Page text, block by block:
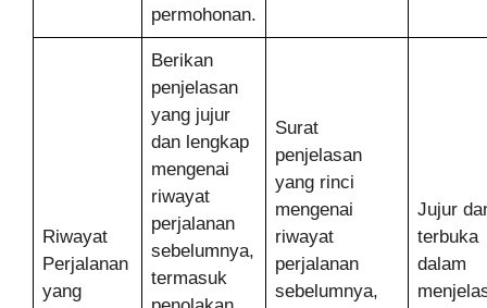
permohonan.
Riwayat
Perjalanan
yang
Berikan
penjelasan
yang jujur
dan lengkap
mengenai
riwayat
perjalanan
sebelumnya,
termasuk
Surat
penjelasan
yang rinci
mengenai
riwayat
perjalanan
sebelumnya,
Jujur
terbuka
dalam